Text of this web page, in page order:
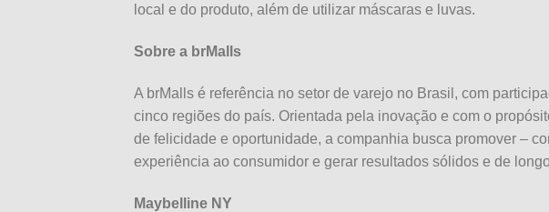
local e do produto, além de utilizar máscaras e luvas.
Sobre a brMalls
A brMalls é referência no setor de varejo no Brasil, com
cinco regiões do país. Orientada pela inovação e com o
de felicidade e oportunidade, a companhia busca promover –
experiência ao consumidor e gerar resultados sólidos e de
Maybelline NY